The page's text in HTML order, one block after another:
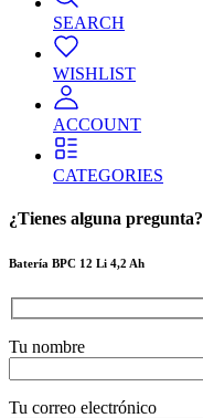
SEARCH
WISHLIST
ACCOUNT
CATEGORIES
¿Tienes alguna pregunta?
Batería BPC 12 Li 4,2 Ah
Tu nombre
Tu correo electrónico